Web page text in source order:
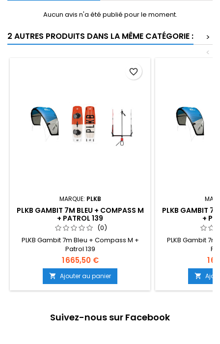
Aucun avis n'a été publié pour le moment.
2 AUTRES PRODUITS DANS LA MÊME CATÉGORIE :
>
<
MARQUE: PLKB
PLKB GAMBIT 7M BLEU + COMPASS M
+ PATROL 139
(0)
PLKB Gambit 7m Bleu + Compass M +
Patrol 139
1 665,50 €
 Ajouter au panier
favorite_border
PLKB GAMBIT
+
PLKB Gambit
1

Suivez-nous sur Facebook